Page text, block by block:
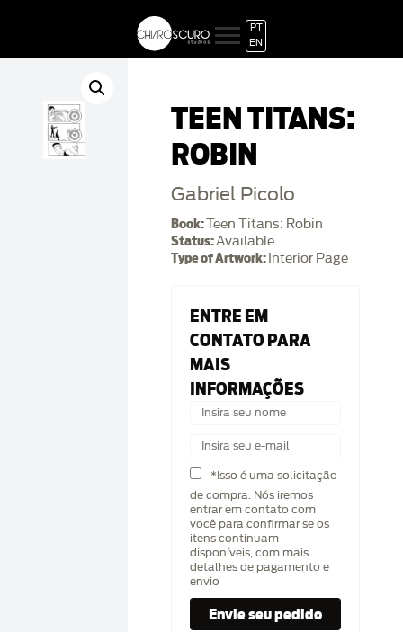
PT
EN
TEEN TITANS:
ROBIN
Gabriel Picolo
Book:Teen Titans: Robin
Status:Available
Type of Artwork: Interior Page
ENTRE EM
CONTATO PARA
MAIS
INFORMAÇÕES
*Isso é uma solicitação
de compra. Nós iremos
entrar em contato com
você para confirmar se os
itens continuam
disponíveis, com mais
detalhes de pagamento e
envio